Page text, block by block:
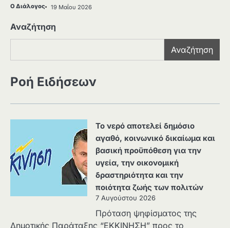
Ο Διάλογος 19 Μαΐου 2026
Αναζήτηση
Αναζήτηση
Ροή Ειδήσεων
Το νερό αποτελεί δημόσιο
αγαθό, κοινωνικό δικαίωμα και
βασική προϋπόθεση για την
υγεία, την οικονομική
δραστηριότητα και την
ποιότητα ζωής των πολιτών
7 Αυγούστου 2026
Πρόταση ψηφίσματος της
Δημοτικής Παράταξης “ΕΚΚΙΝΗΣΗ” προς το